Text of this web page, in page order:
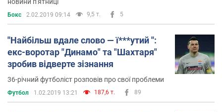
Бокс 2.02.2019 09:14 9,5 т. 5
''Найбільш вдале слово — ї***утий '':
екс-воротар "Динамо" та "Шахтаря"
зробив відверте зізнання
36-річний футболіст розповів про свої проблеми
Футбол 1.02.2019 13:21 187,6 т. 89